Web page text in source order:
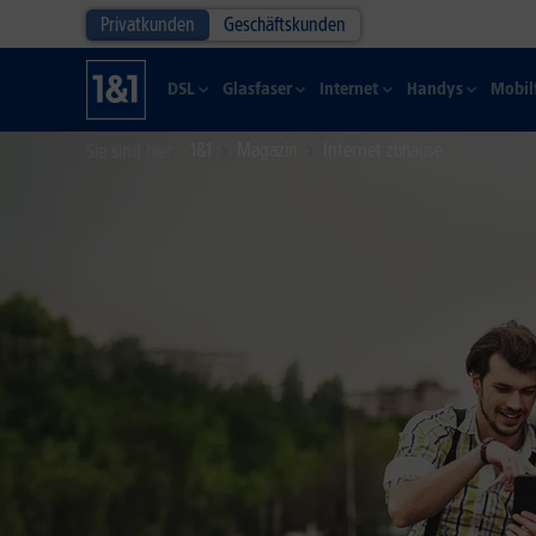
Privatkunden Geschäftskunden
DSL Glasfaser Internet Handys